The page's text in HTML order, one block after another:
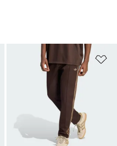
Lägg till på önskelistan